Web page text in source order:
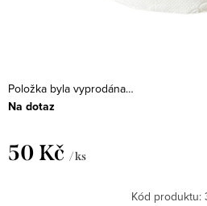
Položka byla vyprodána…
Na dotaz
50 Kč / ks
Kód produktu: